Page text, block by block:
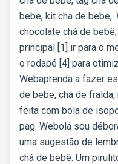
bebe, kit cha de
chocolate chá de
principal [1] ir para o
o rodapé [4] para
Webaprenda a fazer
de bebe, chá de
feita com bola de
pag. Webolá sou
uma sugestão de
chá de bebê. Um